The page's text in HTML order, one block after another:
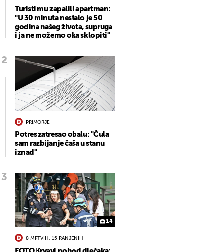
Turisti mu zapalili apartman:
"U 30 minuta nestalo je 50
godina našeg života, supruga
i ja ne možemo oka sklopiti"
PRIMORJE
Potres zatresao obalu: "Čula
sam razbijanje čaša u stanu
iznad"
14
8 MRTVIH, 15 RANJENIH